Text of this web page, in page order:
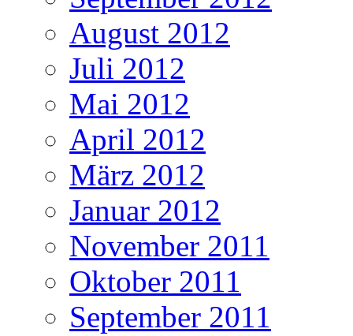
August 2012
Juli 2012
Mai 2012
April 2012
März 2012
Januar 2012
November 2011
Oktober 2011
September 2011